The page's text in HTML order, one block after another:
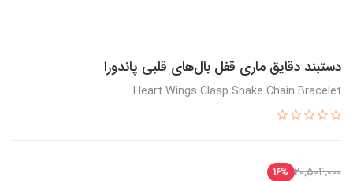
دستبند دقایق ماری قفل بال‌های قلبی پاندورا
Heart Wings Clasp Snake Chain Bracelet
20,504,000
16%